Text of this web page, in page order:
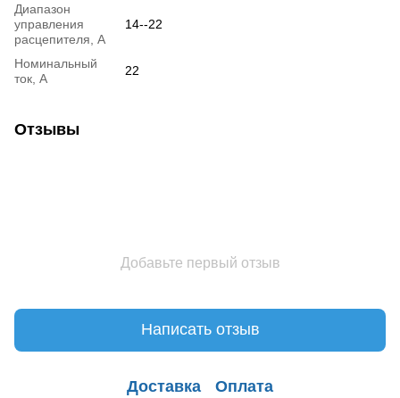
Диапазон
управления
расцепителя, А
14--22
Номинальный
ток, А
22
Отзывы
Добавьте первый отзыв
Написать отзыв
Доставка Оплата